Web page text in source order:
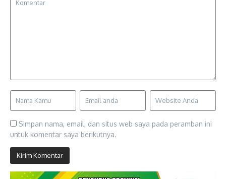
Simpan nama, email, dan situs web saya pada peramban ini
untuk komentar saya berikutnya.